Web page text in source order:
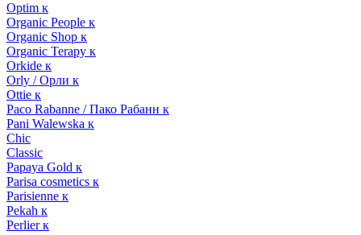
Optim к
Organic People к
Organic Shop к
Organic Terapy к
Orkide к
Orly / Орли к
Ottie к
Paco Rabanne / Пако Рабанн к
Pani Walewska к
Chic
Classic
Papaya Gold к
Parisa cosmetics к
Parisienne к
Pekah к
Perlier к